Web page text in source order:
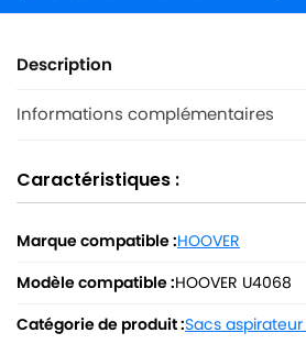
Description
Informations complémentaires
Caractéristiques :
Marque compatible :HOOVER
Modèle compatible :HOOVER U4068
Catégorie de produit :Sacs aspirateur